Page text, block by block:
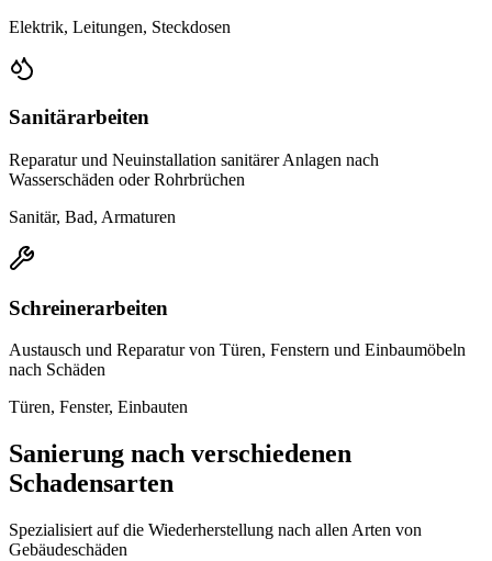
Elektrik, Leitungen, Steckdosen
Sanitärarbeiten
Reparatur und Neuinstallation sanitärer Anlagen nach
Wasserschäden oder Rohrbrüchen
Sanitär, Bad, Armaturen
Schreinerarbeiten
Austausch und Reparatur von Türen, Fenstern und Einbaumöbeln
nach Schäden
Türen, Fenster, Einbauten
Sanierung nach verschiedenen
Schadensarten
Spezialisiert auf die Wiederherstellung nach allen Arten von
Gebäudeschäden